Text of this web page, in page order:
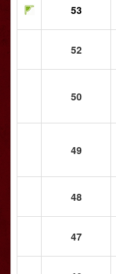
53
52
50
49
48
47